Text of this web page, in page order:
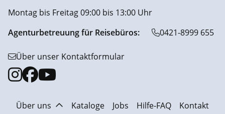
Montag bis Freitag 09:00 bis 13:00 Uhr
Agenturbetreuung für Reisebüros:
0421-8999 655
Über unser Kontaktformular
Über uns Kataloge Jobs Hilfe-FAQ Kontakt